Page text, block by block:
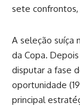
sete
A seleção suíça
da Copa.
disputar a fase
oportunidade
principal